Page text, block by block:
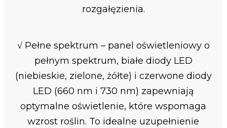
rozgałęzienia.
√ Pełne spektrum – panel oświetleniowy o
pełnym spektrum, białe diody LED
(niebieskie, zielone, żółte) i czerwone diody
LED (660 nm i 730 nm) zapewniają
optymalne oświetlenie, które wspomaga
wzrost roślin. To idealne uzupełnienie